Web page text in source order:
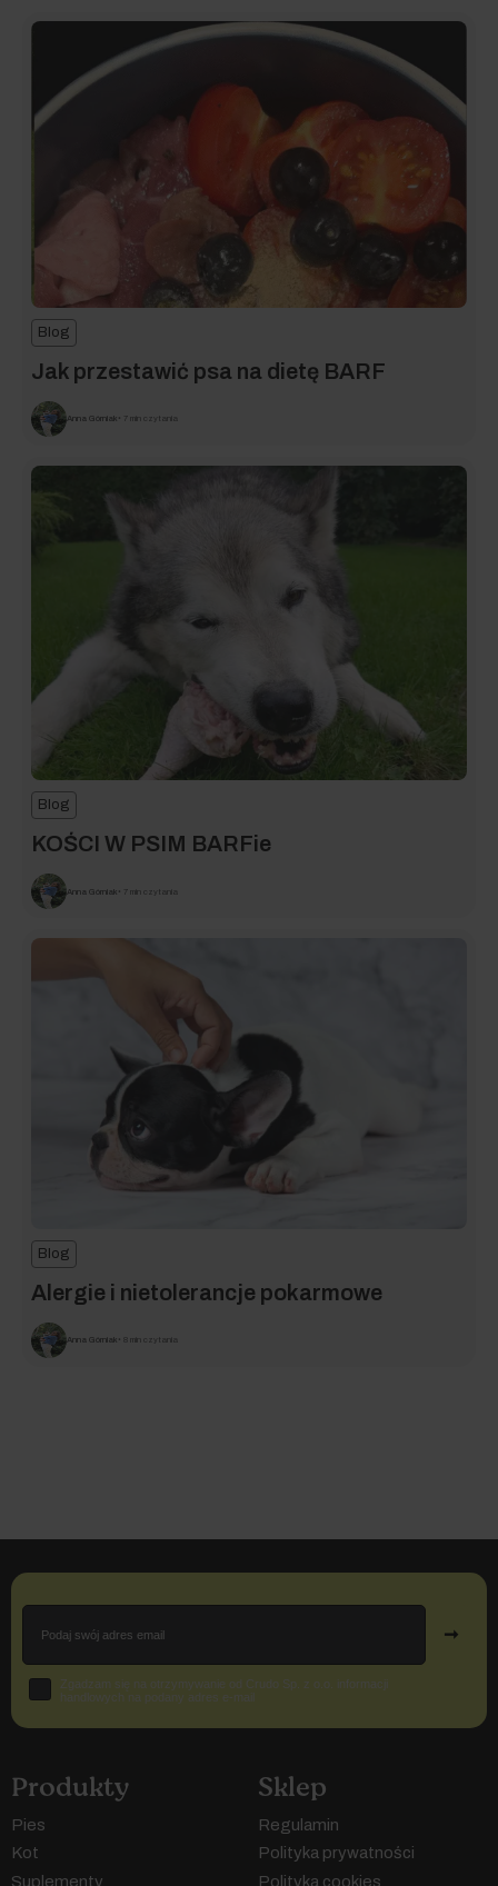
Blog
Jak przestawić psa na dietę BARF
Anna Górniak • 7 min czytania
Blog
KOŚCI W PSIM BARFie
Anna Górniak • 7 min czytania
Blog
Alergie i nietolerancje pokarmowe
Anna Górniak • 8 min czytania
Email
➞
ZgodaZgadzam się na otrzymywanie od Crudo Sp. z o.o. informacji
handlowych na podany adres e-mail
Produkty
Pies
Kot
Suplementy
Sklep
Regulamin
Polityka prywatności
Polityka cookies